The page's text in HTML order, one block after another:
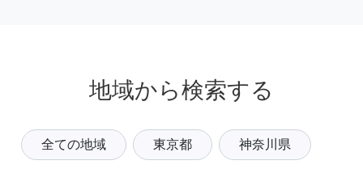
地域から検索する
全ての地域 東京都 神奈川県